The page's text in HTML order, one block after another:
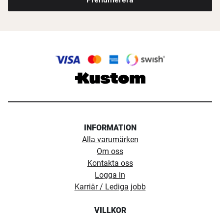
INFORMATION
Alla varumärken
Om oss
Kontakta oss
Logga in
Karriär / Lediga jobb
VILLKOR